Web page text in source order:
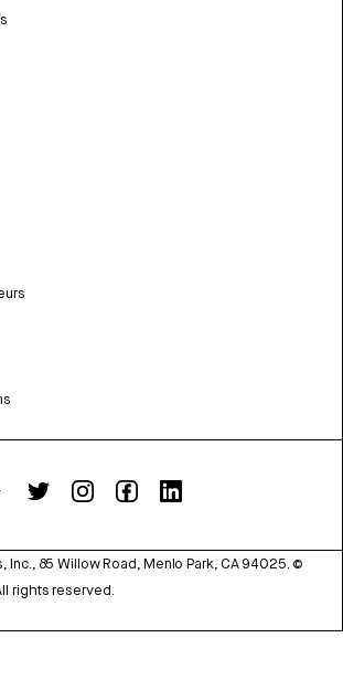
Inc., 85 Willow Road, Menlo Park, CA 94025. ©
rights reserved.